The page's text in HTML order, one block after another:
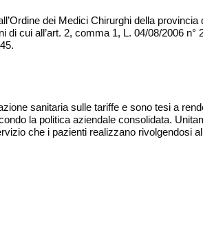
dei Medici Chirurghi della provincia
cui all’art. 2, comma 1, L. 04/08/2006 n°
sanitaria sulle tariffe e sono tesi a
la politica aziendale consolidata.
che i pazienti realizzano rivolgendosi